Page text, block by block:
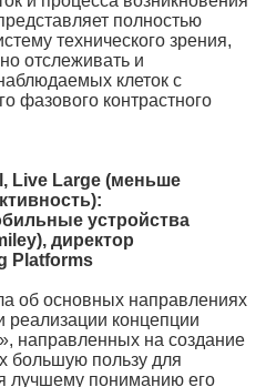
полностью
технического зрения,
отслеживать и
клеток с
фазового контрастного
Live Large (меньше
устройства
директор
Platforms
об основных направлениях
реализации концепции
направленных на создание
большую пользу для
лучшему пониманию его